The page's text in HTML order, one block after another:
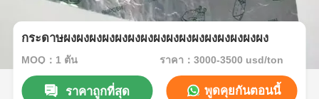
กระดาษผงผงผงผงผงผงผงผงผงผงผงผงผงผงผงผง
MOQ：1 ตัน ราคา：3000-3500 usd/ton
ราคาถูกที่สุด พูดคุยกันตอนนี้